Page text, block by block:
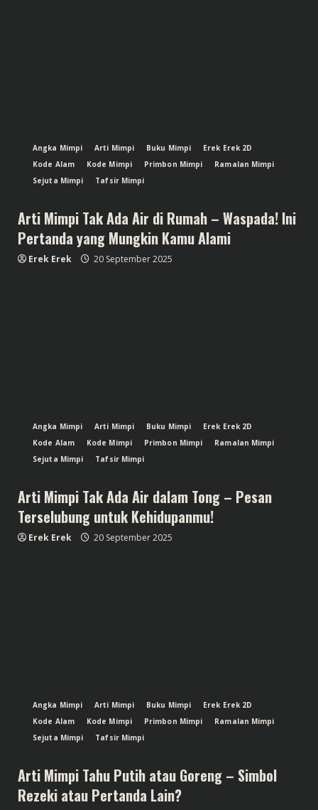
Angka Mimpi Arti Mimpi Buku Mimpi
Erek Erek 2D
Kode Alam
Kode Mimpi Primbon Mimpi
Ramalan Mimpi
Sejuta Mimpi
Tafsir Mimpi
Arti Mimpi Tak Ada Air di Rumah – Waspada! Ini
Pertanda yang Mungkin Kamu Alami
Erek Erek 20 September 2025
Angka Mimpi Arti Mimpi Buku Mimpi
Erek Erek 2D
Kode Alam
Kode Mimpi Primbon Mimpi
Ramalan Mimpi
Sejuta Mimpi
Tafsir Mimpi
Arti Mimpi Tak Ada Air dalam Tong – Pesan
Terselubung untuk Kehidupanmu!
Erek Erek 20 September 2025
Angka Mimpi Arti Mimpi Buku Mimpi
Erek Erek 2D
Kode Alam
Kode Mimpi Primbon Mimpi
Ramalan Mimpi
Sejuta Mimpi
Tafsir Mimpi
Arti Mimpi Tahu Putih atau Goreng – Simbol
Rezeki atau Pertanda Lain?